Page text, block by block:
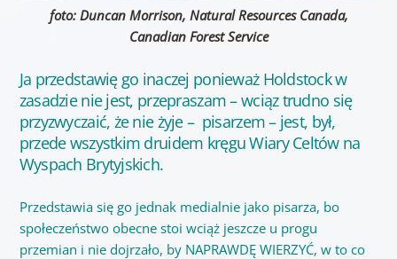
foto: Duncan Morrison, Natural Resources Canada,
Canadian Forest Service
Ja przedstawię go inaczej ponieważ Holdstock w
zasadzie nie jest, przepraszam – wciąz trudno się
przyzwyczaić, że nie żyje – pisarzem – jest, był,
przede wszystkim druidem kręgu Wiary Celtów na
Wyspach Brytyjskich.
Przedstawia się go jednak medialnie jako pisarza, bo
społeczeństwo obecne stoi wciąż jeszcze u progu
przemian i nie dojrzało, by NAPRAWDĘ WIERZYĆ, w to co